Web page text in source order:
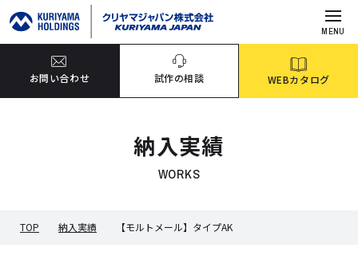
MENU
お問い合わせ 試作の相談 WEBカタログ
納入実績
WORKS
TOP 納入実績 【モルトメール】タイプAK